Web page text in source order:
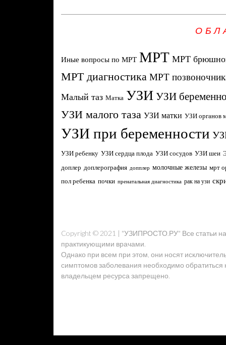
Иные вопросы по МРТ МРТ МРТ
МРТ диагностика МРТ
Малый таз Матка УЗИ УЗИ
УЗИ малого таза УЗИ матки УЗИ органов
УЗИ при беременности
УЗИ ребенку УЗИ сердца плода УЗИ сосудов УЗИ шеи
доплер доплерография допплер молочные железы мрт
пол ребенка почки пренатальная диагностика рак на узи
Copyright © 2021 | "УЗИПРОСТО.РУ" Все статьи
практикующими врачами.
Однако при всем при этом, они носят
симптомов заболевания необходимо обратиться
владельцем ресурса запрещено.